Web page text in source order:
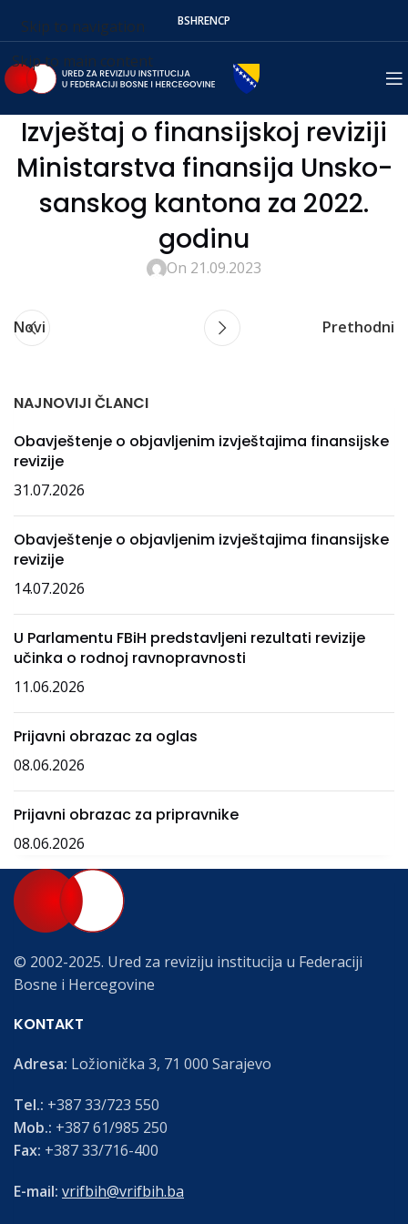
Skip to navigation
Skip to main content
BSHRENСР
Izvještaj o finansijskoj reviziji
Ministarstva finansija Unsko-
sanskog kantona za 2022.
godinu
On 21.09.2023
Novi Prethodni
NAJNOVIJI ČLANCI
Obavještenje o objavljenim izvještajima finansijske
revizije
31.07.2026
Obavještenje o objavljenim izvještajima finansijske
revizije
14.07.2026
U Parlamentu FBiH predstavljeni rezultati revizije
učinka o rodnoj ravnopravnosti
11.06.2026
Prijavni obrazac za oglas
08.06.2026
Prijavni obrazac za pripravnike
08.06.2026
© 2002-2025. Ured za reviziju institucija u Federaciji
Bosne i Hercegovine
KONTAKT
Adresa: Ložionička 3, 71 000 Sarajevo
Tel.: +387 33/723 550
Mob.: +387 61/985 250
Fax: +387 33/716-400
E-mail: vrifbih@vrifbih.ba